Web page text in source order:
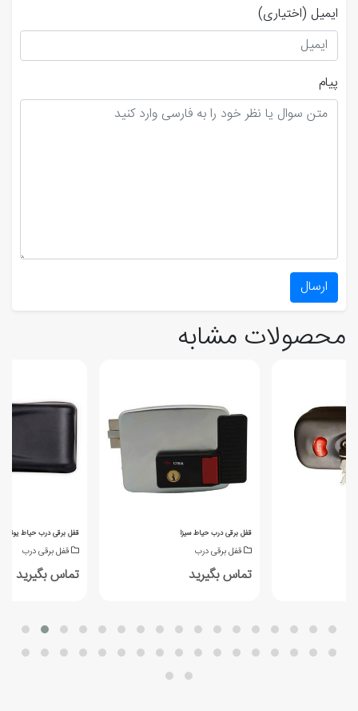
ایمیل (اختیاری)
پیام
ارسال
محصولات مشابه
قفل برقی درب حیاط یوتاب
قفل برقی درب
تماس بگیرید
قفل برقی درب حیاط سیزا
قفل برقی درب
تماس بگیرید